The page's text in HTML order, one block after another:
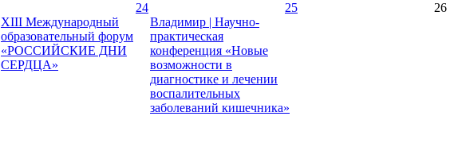
24
XIII Международный
образовательный форум
«РОССИЙСКИЕ ДНИ
СЕРДЦА»
25
Владимир | Научно-
практическая
конференция «Новые
возможности в
диагностике и лечении
воспалительных
заболеваний кишечника»
26